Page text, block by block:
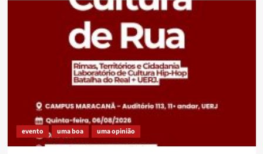
evento uma boa uma opinião